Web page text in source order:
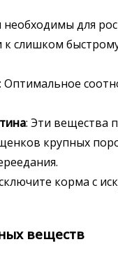
необходимы для
слишком
: Оптимальное
: Эти вещества
крупных
корма с
веществ